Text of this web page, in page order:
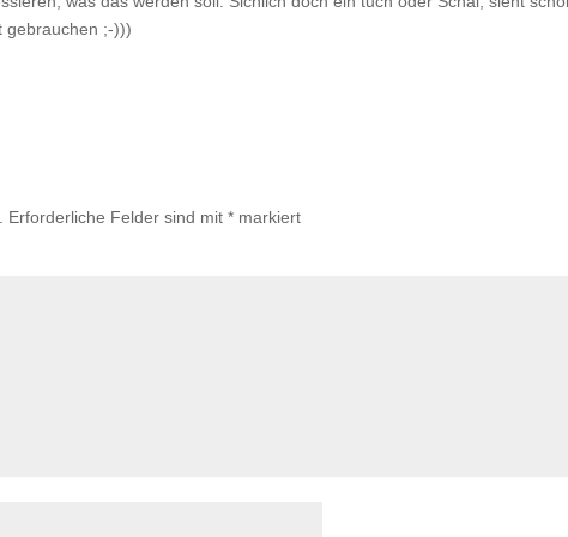
gebrauchen ;-)))
Erforderliche Felder sind mit* markiert